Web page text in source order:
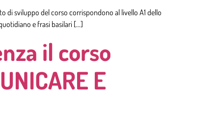
di sviluppo del corso corrispondono al livello A1 dello
e frasi basilari […]
il corso
E